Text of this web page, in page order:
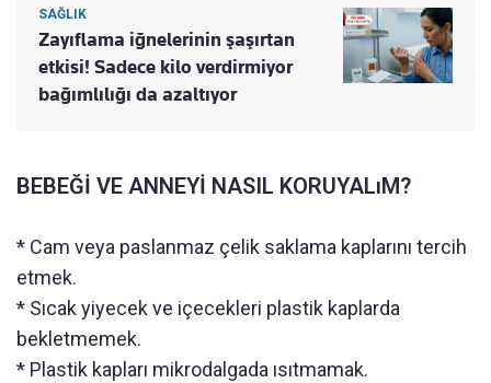
SAĞLIK
Zayıflama iğnelerinin şaşırtan
etkisi! Sadece kilo verdirmiyor
bağımlılığı da azaltıyor
BEBEĞİ VE ANNEYİ NASIL KORUYALıM?
* Cam veya paslanmaz çelik saklama kaplarını tercih
etmek.
* Sıcak yiyecek ve içecekleri plastik kaplarda
bekletmemek.
* Plastik kapları mikrodalgada ısıtmamak.